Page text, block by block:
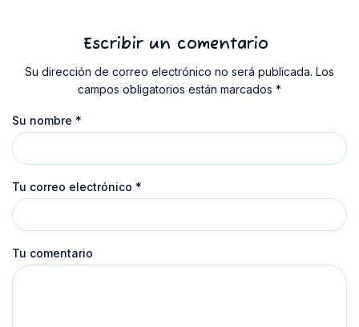
Escribir un comentario
Su dirección de correo electrónico no será publicada. Los
campos obligatorios están marcados *
Su nombre *
Tu correo electrónico *
Tu comentario